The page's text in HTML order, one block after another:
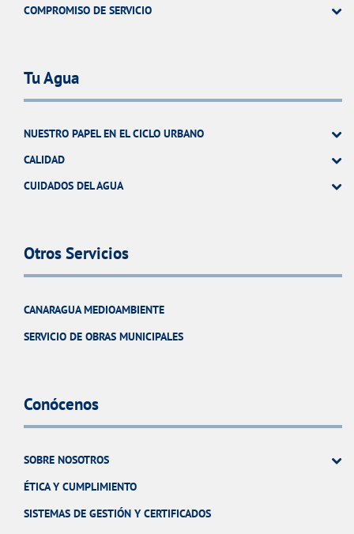
COMPROMISO DE SERVICIO
Tu Agua
NUESTRO PAPEL EN EL CICLO URBANO
CALIDAD
CUIDADOS DEL AGUA
Otros Servicios
CANARAGUA MEDIOAMBIENTE
SERVICIO DE OBRAS MUNICIPALES
Conócenos
SOBRE NOSOTROS
ÉTICA Y CUMPLIMIENTO
SISTEMAS DE GESTIÓN Y CERTIFICADOS